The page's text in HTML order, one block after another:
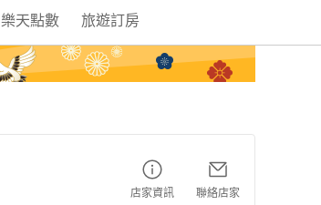
樂天點數 旅遊訂房
店家資訊 聯絡店家